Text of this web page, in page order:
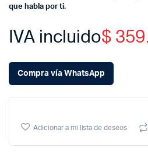
que habla por ti.
$
IVA incluido
Compra vía WhatsApp
Adicionar a mi lista de deseos